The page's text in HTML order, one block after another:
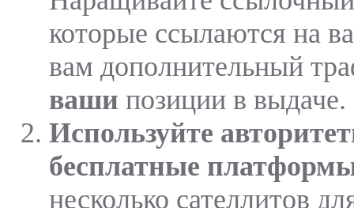
которые ссылаются на
вам дополнительный
ваши позиции в выдаче.
Используйте
бесплатные
несколько сателлитов